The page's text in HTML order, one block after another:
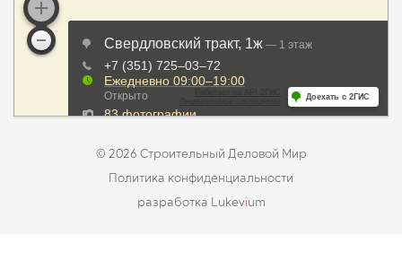
© 2026 Строительный Деловой Мир
Политика конфиденциальности
разработка Lukevium